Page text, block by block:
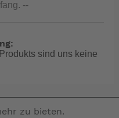
--
sind uns keine
zu bieten.